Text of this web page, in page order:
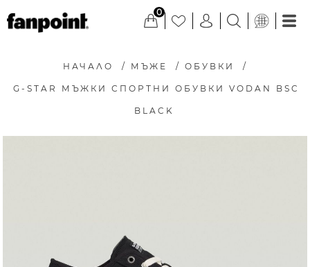
0
НАЧАЛО / МЪЖЕ / ОБУВКИ /
G-STAR МЪЖКИ СПОРТНИ ОБУВКИ VODAN BSC
BLACK